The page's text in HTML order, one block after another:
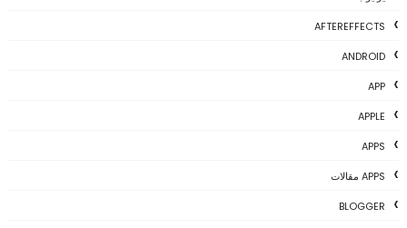
AFTEREFFECTS
ANDROID
APP
APPLE
APPS
APPS مقالات
BLOGGER